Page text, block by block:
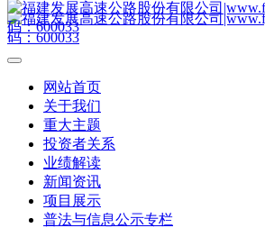
网站首页
关于我们
重大主题
投资者关系
业绩解读
新闻资讯
项目展示
普法与信息公示专栏